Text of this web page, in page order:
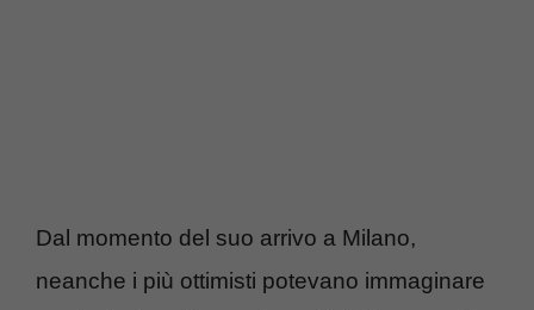
Dal momento del suo arrivo a Milano,
neanche i più ottimisti potevano immaginare